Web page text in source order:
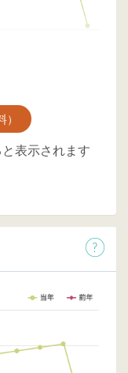
表示されます